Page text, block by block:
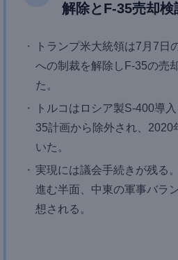
解除とF-35売却検
トランプ米大統領は7月7日
への制裁を解除しF-35の売
た。
トルコはロシア製S-400導
35計画から除外され、2020
いた。
実現には議会手続きが残る
進む半面、中東の軍事バラ
想される。